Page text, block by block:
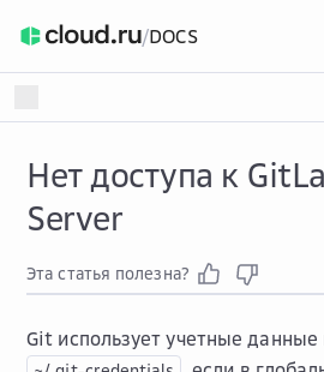
/DOCS
Нет доступа к
Server
Эта статья полезна?
Git использует учетные